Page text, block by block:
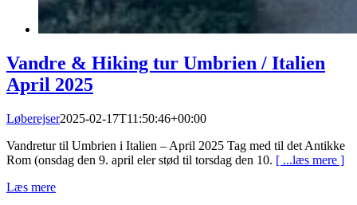
Vandre & Hiking tur Umbrien / Italien
April 2025
Løberejser2025-02-17T11:50:46+00:00
Vandretur til Umbrien i Italien – April 2025 Tag med til det Antikke
Rom (onsdag den 9. april eler stød til torsdag den 10. [ ...læs mere ]
Læs mere